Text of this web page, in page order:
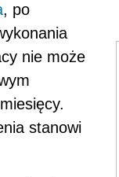
, po
nie może
stanowi